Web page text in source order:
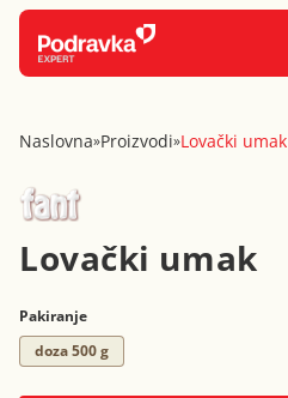
Naslovna»Proizvodi»Lovački umak
Lovački umak
Pakiranje
doza 500 g